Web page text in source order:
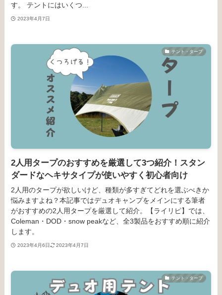
す。 テントにはいくつ...
2023年4月7日
テント・タープ
2人用タープのおすすめを厳選して3つ紹介！スタン
ダードなヘキサタイプが使いやすく初心者向け
2人用のタープが欲しいけど、種類が多すぎてどれを選ぶべきか
悩みますよね？本記事ではデュオキャンプをメインにする筆者
がおすすめの2人用タープを厳選して紹介。【ライリピ】では、
Coleman・DOD・snow peakなど、全3製品をおすすめ順に紹介
します。
2023年4月6日 2023年4月7日
テント・タープ